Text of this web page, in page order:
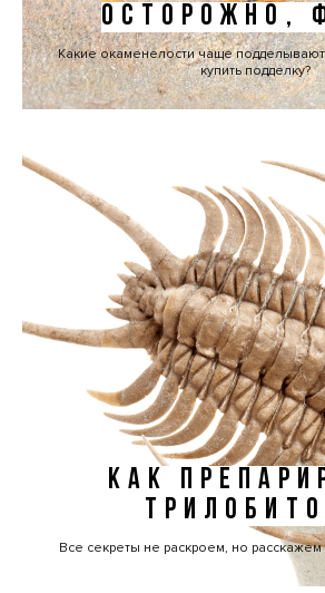
ОСТОРОЖНО,
Какие окаменелости чаще
купить подделку?
КАК
Все секреты не раскроем, но